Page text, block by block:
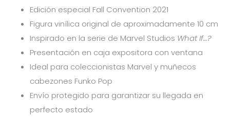
Edición especial Fall Convention 2021
Figura vinílica original de aproximadamente 10 cm
Inspirado en la serie de Marvel Studios What If…?
Presentación en caja expositora con ventana
Ideal para coleccionistas Marvel y muñecos
cabezones Funko Pop
Envío protegido para garantizar su llegada en
perfecto estado